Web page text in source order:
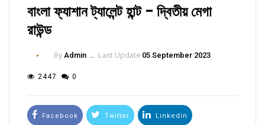
বাংলা ফ্যাশান ট্যালেন্ট হান্ট - দ্বিতীয় মেগা
রাউন্ড
By Admin ــ Last Update 05 September 2023
2447 0
Facebook Twitter Linkedin